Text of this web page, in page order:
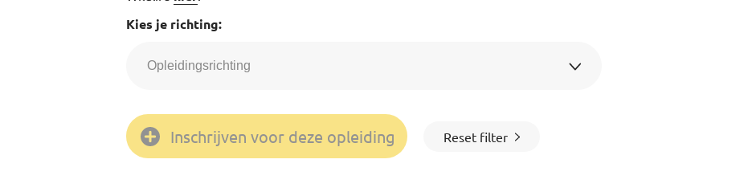
Kies je richting:
Inschrijven voor deze opleiding Reset filter